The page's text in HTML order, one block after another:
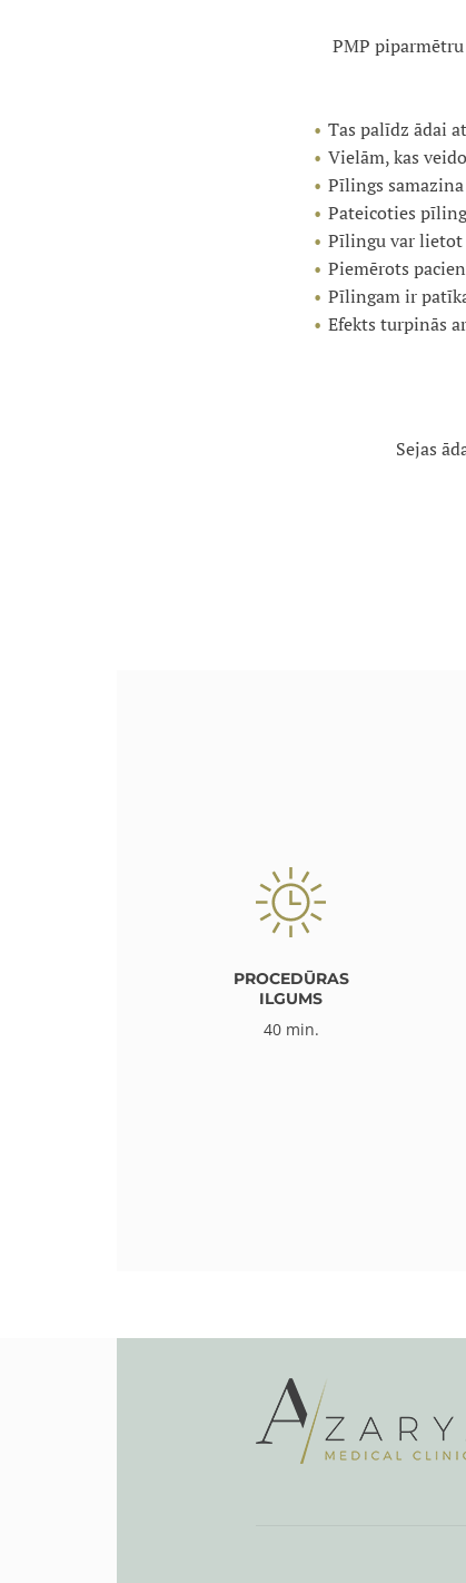
PMP
Tas palīdz ādai
Vielām, kas
Pīlings
Pateicoties
Pīlingu var lietot
Piemērots
Pīlingam ir
Efekts turpinās
Sejas
PROCEDŪRAS
ILGUMS
40 min.